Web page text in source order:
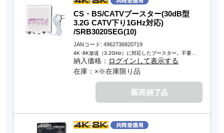
CS・BS/CATVブースター(30dB型
3.2G CATV下り1GHz対応)
/SRB3020SEG(10)
JANコード: 4962736820719
4K･8K放送（3.2GHz）に対応したブースター。不要…
納入価格： ログインして表示する
在庫：×※在庫限り品